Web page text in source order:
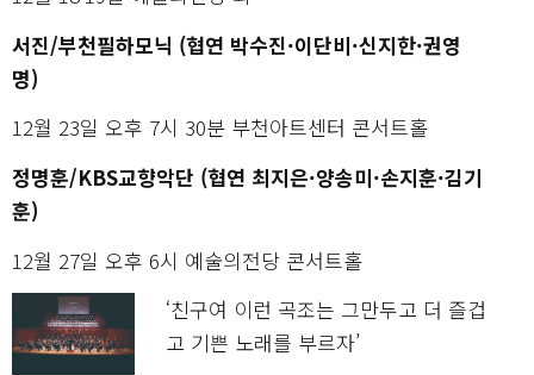
서진/부천필하모닉 (협연 박수진·이단비·신지한·권영
명)
12월 23일 오후 7시 30분 부천아트센터 콘서트홀
정명훈/KBS교향악단 (협연 최지은·양송미·손지훈·김기
훈)
12월 27일 오후 6시 예술의전당 콘서트홀
‘친구여 이런 곡조는 그만두고 더 즐겁
고 기쁜 노래를 부르자’